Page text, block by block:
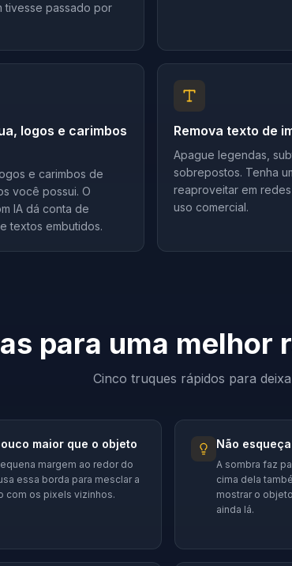
tivesse passado por
logos e carimbos
e carimbos de
você possui. O
IA dá conta de
textos embutidos.
Remova texto de
Apague legendas,
sobrepostos. Tenha
reaproveitar em
uso comercial.
para uma melhor
Cinco truques rápidos para
maior que o objeto
margem ao redor do
essa borda para mesclar a
com os pixels vizinhos.
Não
A sombra faz
cima dela
mostrar o
ainda lá.